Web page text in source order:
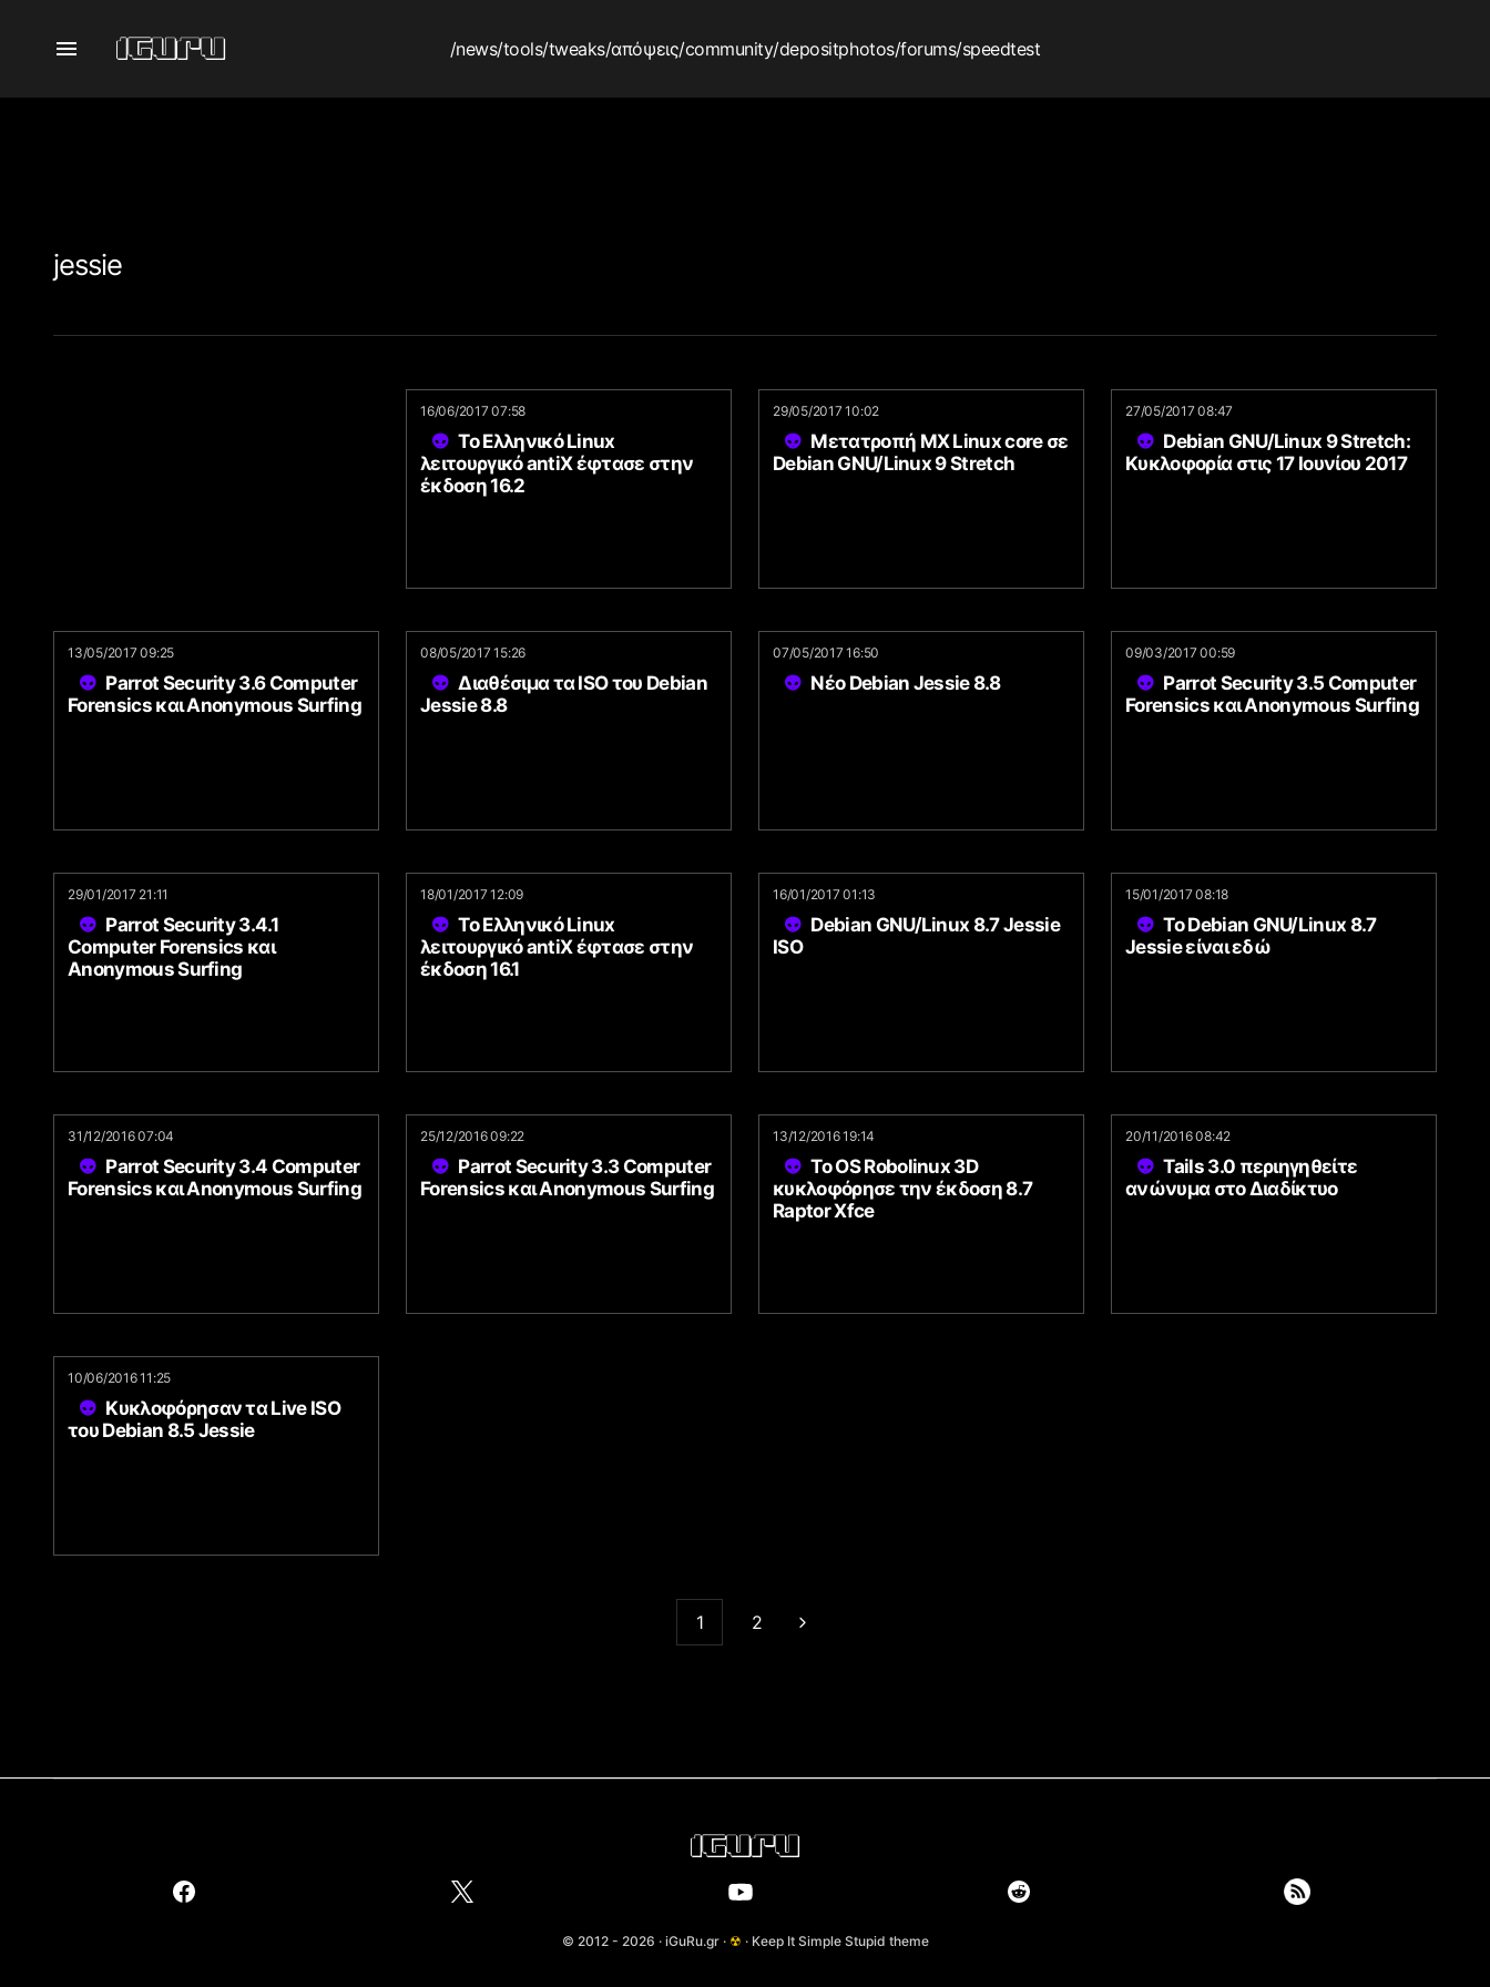
/news/tools/tweaks/απόψεις/community/depositphotos/forums/speedtest
jessie
16/06/2017 07:58
Το Ελληνικό Linux
λειτουργικό antiX έφτασε στην
έκδοση 16.2
29/05/2017 10:02
Μετατροπή MX Linux core σε
Debian GNU/Linux 9 Stretch
27/05/2017 08:47
Debian GNU/Linux 9 Stretch:
Κυκλοφορία στις 17 Ιουνίου 2017
13/05/2017 09:25
Parrot Security 3.6 Computer
Forensics και Anonymous Surfing
08/05/2017 15:26
Διαθέσιμα τα ISO του Debian
Jessie 8.8
07/05/2017 16:50
Νέο Debian Jessie 8.8
09/03/2017 00:59
Parrot Security 3.5 Computer
Forensics και Anonymous Surfing
29/01/2017 21:11
Parrot Security 3.4.1
Computer Forensics και
Anonymous Surfing
18/01/2017 12:09
Το Ελληνικό Linux
λειτουργικό antiX έφτασε στην
έκδοση 16.1
16/01/2017 01:13
Debian GNU/Linux 8.7 Jessie
ISO
15/01/2017 08:18
To Debian GNU/Linux 8.7
Jessie είναι εδώ
31/12/2016 07:04
Parrot Security 3.4 Computer
Forensics και Anonymous Surfing
25/12/2016 09:22
Parrot Security 3.3 Computer
Forensics και Anonymous Surfing
13/12/2016 19:14
Το OS Robolinux 3D
κυκλοφόρησε την έκδοση 8.7
Raptor Xfce
20/11/2016 08:42
Tails 3.0 περιηγηθείτε
ανώνυμα στο Διαδίκτυο
10/06/2016 11:25
Κυκλοφόρησαν τα Live ISO
του Debian 8.5 Jessie
1 2
© 2012 - 2026 · iGuRu.gr · ☢ · Keep It Simple Stupid theme